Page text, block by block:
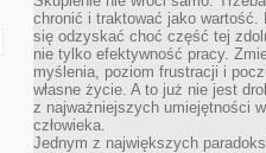
chronić i traktować jako wartość.
się odzyskać choć część tej
nie tylko efektywność pracy.
myślenia, poziom frustracji i
własne życie. A to już nie jest
z najważniejszych umiejętności
człowieka.
Jednym z największych